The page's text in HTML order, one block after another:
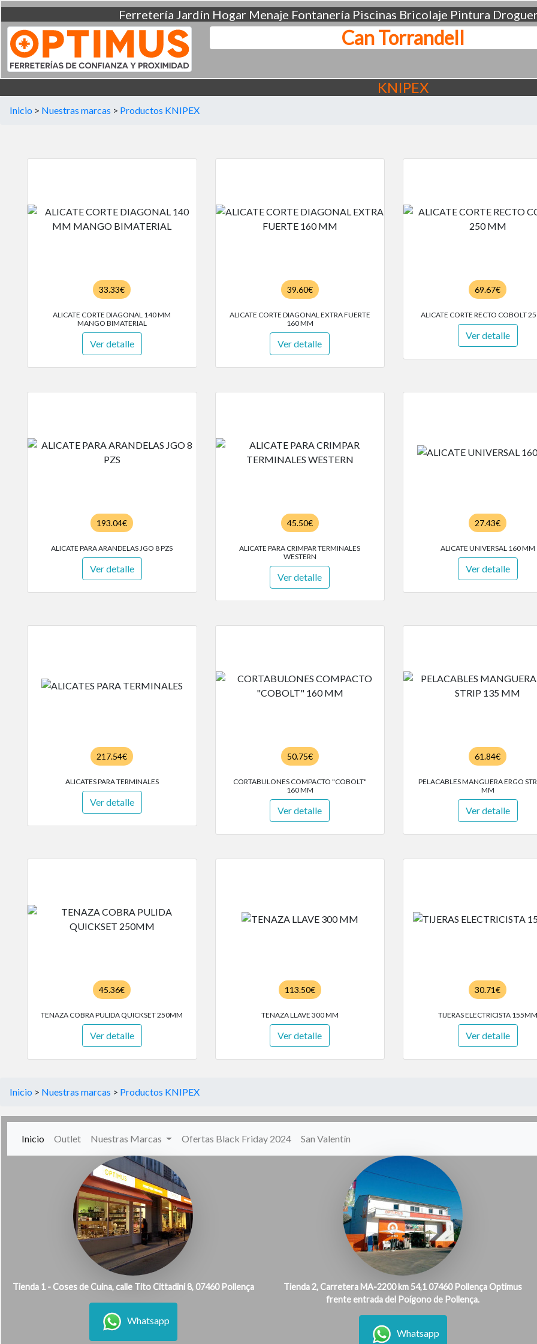
Ferretería Jardín Hogar Menaje Fontanería Piscinas Bricolaje Pintura
Can Torrandell
KNIPEX
Inicio > Nuestras marcas > Productos KNIPEX
33.33€
ALICATE CORTE DIAGONAL 140 MM
MANGO BIMATERIAL
Ver detalle
39.60€
ALICATE CORTE DIAGONAL EXTRA FUERTE
160 MM
Ver detalle
69.67€
ALICATE CORTE RECTO COBOLT
Ver detalle
193.04€
ALICATE PARA ARANDELAS JGO 8 PZS
Ver detalle
45.50€
ALICATE PARA CRIMPAR TERMINALES
WESTERN
Ver detalle
27.43€
ALICATE UNIVERSAL 160 MM
Ver detalle
217.54€
ALICATES PARA TERMINALES
Ver detalle
50.75€
CORTABULONES COMPACTO "COBOLT"
160 MM
Ver detalle
61.84€
PELACABLES MANGUERA ERGO
MM
Ver detalle
45.36€
TENAZA COBRA PULIDA QUICKSET 250MM
Ver detalle
113.50€
TENAZA LLAVE 300 MM
Ver detalle
30.71€
TIJERAS ELECTRICISTA 155MM
Ver detalle
Inicio > Nuestras marcas > Productos KNIPEX
Inicio (current)
Outlet Nuestras Marcas Ofertas Black Friday 2024 San Valentín
Tienda 1 - Coses de Cuina, calle Tito Cittadini 8, 07460 Pollença
Whatsapp
Tienda 2, Carretera MA-2200 km 54,1 07460 Pollença Optimus
frente entrada del Poígono de Pollença.
Whatsapp